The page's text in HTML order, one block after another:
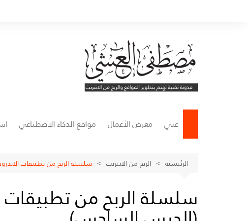
عني معرض الأعمال مواقع الذكاء الاصطناعي
مواقع كتابة المحتوى
مواقع إنشاء الفيديوهات
مواقع الصوتيات
الرئيسية الربح من الانترنت سلسلة الربح من تطبيقات
سلسلة الربح من تطبيقات